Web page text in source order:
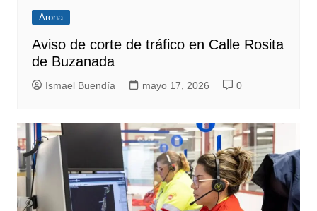
Arona
Aviso de corte de tráfico en Calle Rosita
de Buzanada
Ismael Buendía mayo 17, 2026 0